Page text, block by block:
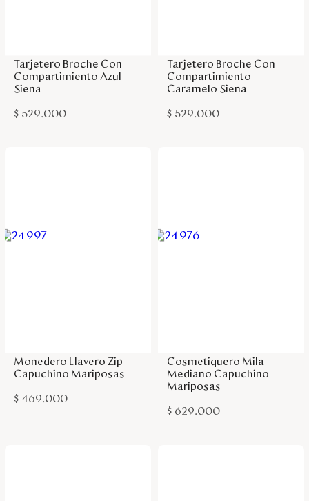
Tarjetero Broche Con
Compartimiento Azul
Siena
$ 529.000
Tarjetero Broche Con
Compartimiento
Caramelo Siena
$ 529.000
Monedero Llavero Zip
Capuchino Mariposas
$ 469.000
Cosmetiquero Mila
Mediano Capuchino
Mariposas
$ 629.000